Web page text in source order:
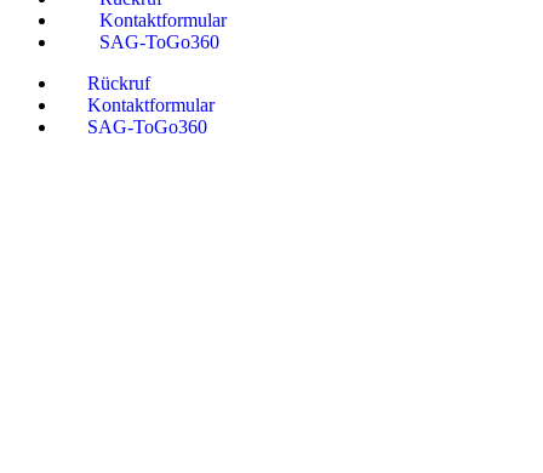
Kontaktformular
SAG-ToGo360
Rückruf
Kontaktformular
SAG-ToGo360